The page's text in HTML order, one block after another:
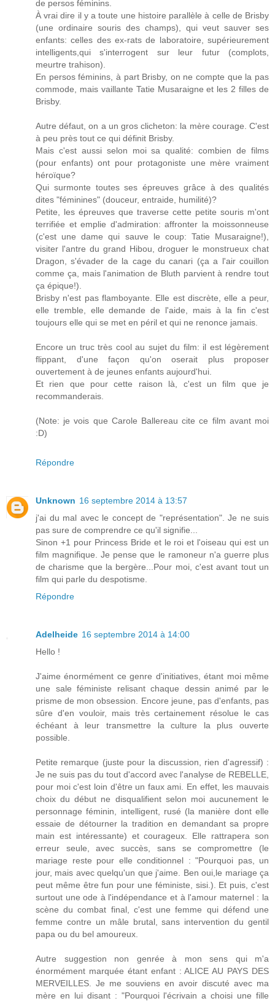
de persos féminins.
À vrai dire il y a toute une histoire parallèle à celle de Brisby
(une ordinaire souris des champs), qui veut sauver ses
enfants: celles des ex-rats de laboratoire, supérieurement
intelligents,qui s'interrogent sur leur futur (complots,
meurtre trahison).
En persos féminins, à part Brisby, on ne compte que la pas
commode, mais vaillante Tatie Musaraigne et les 2 filles de
Brisby.
Autre défaut, on a un gros clicheton: la mère courage. C'est
à peu près tout ce qui définit Brisby.
Mais c'est aussi selon moi sa qualité: combien de films
(pour enfants) ont pour protagoniste une mère vraiment
héroïque?
Qui surmonte toutes ses épreuves grâce à des qualités
dites "féminines" (douceur, entraide, humilité)?
Petite, les épreuves que traverse cette petite souris m'ont
terrifiée et emplie d'admiration: affronter la moissonneuse
(c'est une dame qui sauve le coup: Tatie Musaraigne!),
visiter l'antre du grand Hibou, droguer le monstrueux chat
Dragon, s'évader de la cage du canari (ça a l'air couillon
comme ça, mais l'animation de Bluth parvient à rendre tout
ça épique!).
Brisby n'est pas flamboyante. Elle est discrète, elle a peur,
elle tremble, elle demande de l'aide, mais à la fin c'est
toujours elle qui se met en péril et qui ne renonce jamais.
Encore un truc très cool au sujet du film: il est légèrement
flippant, d'une façon qu'on oserait plus proposer
ouvertement à de jeunes enfants aujourd'hui.
Et rien que pour cette raison là, c'est un film que je
recommanderais.
(Note: je vois que Carole Ballereau cite ce film avant moi
:D)
Répondre
Unknown 16 septembre 2014 à 13:57
j'ai du mal avec le concept de "représentation". Je ne suis
pas sure de comprendre ce qu'il signifie...
Sinon +1 pour Princess Bride et le roi et l'oiseau qui est un
film magnifique. Je pense que le ramoneur n'a guerre plus
de charisme que la bergère...Pour moi, c'est avant tout un
film qui parle du despotisme.
Répondre
Adelheide 16 septembre 2014 à 14:00
Hello !
J'aime énormément ce genre d'initiatives, étant moi même
une sale féministe relisant chaque dessin animé par le
prisme de mon obsession. Encore jeune, pas d'enfants, pas
sûre d'en vouloir, mais très certainement résolue le cas
échéant à leur transmettre la culture la plus ouverte
possible.
Petite remarque (juste pour la discussion, rien d'agressif) :
Je ne suis pas du tout d'accord avec l'analyse de REBELLE,
pour moi c'est loin d'être un faux ami. En effet, les mauvais
choix du début ne disqualifient selon moi aucunement le
personnage féminin, intelligent, rusé (la manière dont elle
essaie de détourner la tradition en demandant sa propre
main est intéressante) et courageux. Elle rattrapera son
erreur seule, avec succès, sans se compromettre (le
mariage reste pour elle conditionnel : "Pourquoi pas, un
jour, mais avec quelqu'un que j'aime. Ben oui,le mariage ça
peut même être fun pour une féministe, sisi.). Et puis, c'est
surtout une ode à l'indépendance et à l'amour maternel : la
scène du combat final, c'est une femme qui défend une
femme contre un mâle brutal, sans intervention du gentil
papa ou du bel amoureux.
Autre suggestion non genrée à mon sens qui m'a
énormément marquée étant enfant : ALICE AU PAYS DES
MERVEILLES. Je me souviens en avoir discuté avec ma
mère en lui disant : "Pourquoi l'écrivain a choisi une fille